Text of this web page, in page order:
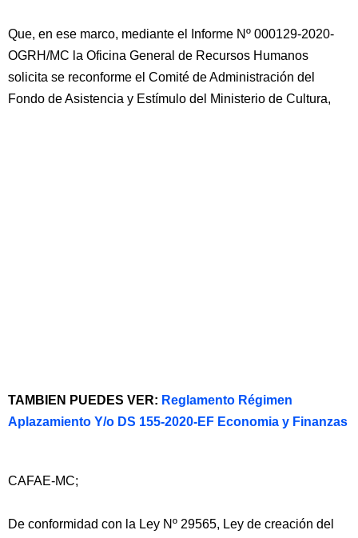
Que, en ese marco, mediante el Informe Nº 000129-2020-
OGRH/MC la Oficina General de Recursos Humanos
solicita se reconforme el Comité de Administración del
Fondo de Asistencia y Estímulo del Ministerio de Cultura,
TAMBIEN PUEDES VER: Reglamento Régimen
Aplazamiento Y/o DS 155-2020-EF Economia y Finanzas
CAFAE-MC;
De conformidad con la Ley Nº 29565, Ley de creación del